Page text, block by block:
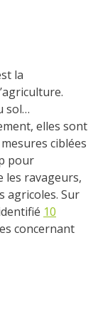
la
sol…
elles sont
ciblées
pour
les ravageurs,
agricoles. Sur
10
concernant